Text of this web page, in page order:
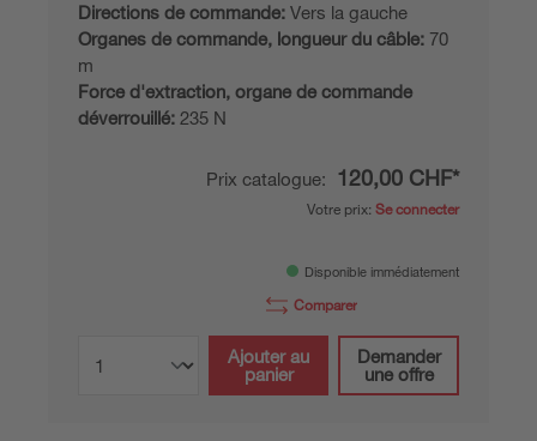
Directions de commande: Vers la gauche
Organes de commande, longueur du câble: 70
m
Force d'extraction, organe de commande
déverrouillé: 235 N
Prix catalogue: 120,00 CHF*
Votre prix: Se connecter
Disponible immédiatement
Comparer
Ajouter au
panier
Demander
une offre